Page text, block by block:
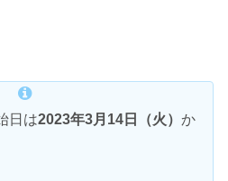
日は2023年3月14日（火） か